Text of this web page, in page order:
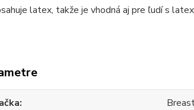
latex, takže je vhodná aj pre ľudí s